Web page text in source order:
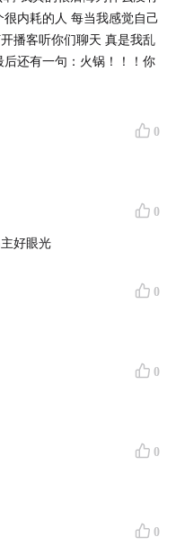
目「哈哈传达室」，来
厅广交朋友、传递快
很荣幸我们能陪你大
请添加微信：
内耗的人 每当我感觉自己
你们聊天 真是我乱
还有一句：火锅！！！你
0
0
好眼光
0
0
0
0